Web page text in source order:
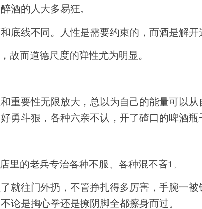
酒的人大多易狂。
底线不同。人性是需要约束的，而酒是解开
故而道德尺度的弹性尤为明显。
重要性无限放大，总以为自己的能量可以
勇斗狠，各种六亲不认，开了碴口的啤酒瓶
里的老兵专治各种不服、各种混不吝1。
就往门外扔，不管挣扎得多厉害，手腕一
论是掏心拳还是撩阴脚全都擦身而过。